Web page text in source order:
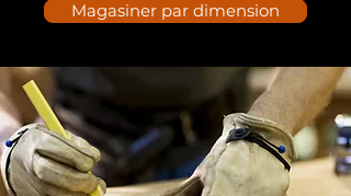
Magasiner par dimension